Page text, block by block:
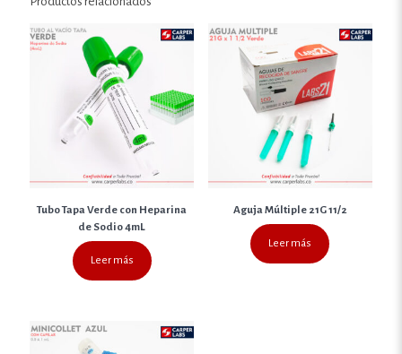
Tubo Tapa Verde con Heparina
de Sodio 4mL
Leer más
Aguja Múltiple 21G 11/2
Leer más